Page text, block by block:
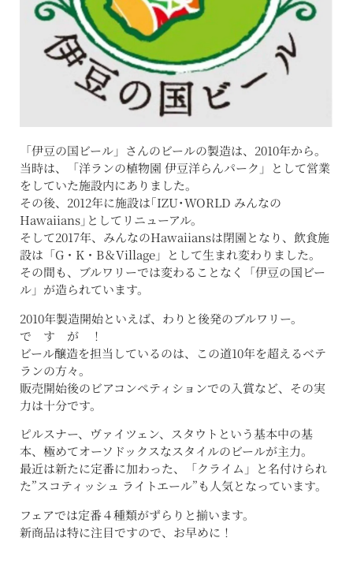
「伊豆の国ビール」さんのビールの製造は、2010年から。
当時は、「洋ランの植物園 伊豆洋らんパーク」として営業
をしていた施設内にありました。
その後、2012年に施設は｢IZU･WORLD みんなの
Hawaiians｣としてリニューアル。
そして2017年、みんなのHawaiiansは閉園となり、飲食施
設は「G・K・B＆Village」として生まれ変わりました。
その間も、ブルワリーでは変わることなく「伊豆の国ビー
ル」が造られています。
2010年製造開始といえば、わりと後発のブルワリー。
で す が ！
ビール醸造を担当しているのは、この道10年を超えるベテ
ランの方々。
販売開始後のビアコンペティションでの入賞など、その実
力は十分です。
ピルスナー、ヴァイツェン、スタウトという基本中の基
本、極めてオーソドックスなスタイルのビールが主力。
最近は新たに定番に加わった、「クライム」と名付けられ
た”スコティッシュ ライトエール”も人気となっています。
フェアでは定番４種類がずらりと揃います。
新商品は特に注目ですので、お早めに！